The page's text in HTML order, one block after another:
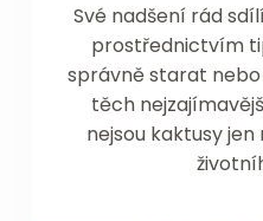
Své nadšení rád
prostřednictvím
správně starat
těch
nejsou kaktusy